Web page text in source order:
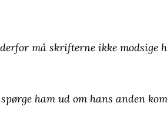
må skrifterne ikke modsige
ham ud om hans anden